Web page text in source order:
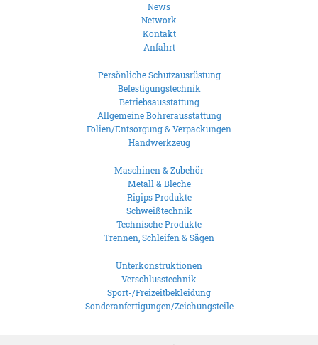
News
Network
Kontakt
Anfahrt
Persönliche Schutzausrüstung
Befestigungstechnik
Betriebsausstattung
Allgemeine Bohrerausstattung
Folien/Entsorgung & Verpackungen
Handwerkzeug
Maschinen & Zubehör
Metall & Bleche
Rigips Produkte
Schweißtechnik
Technische Produkte
Trennen, Schleifen & Sägen
Unterkonstruktionen
Verschlusstechnik
Sport-/Freizeitbekleidung
Sonderanfertigungen/Zeichungsteile